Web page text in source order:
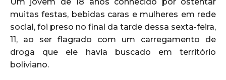
muitas festas, bebidas caras e mulheres em rede
social, foi preso no final da tarde dessa sexta-feira,
11, ao ser flagrado com um carregamento de
droga que ele havia buscado em território
boliviano.